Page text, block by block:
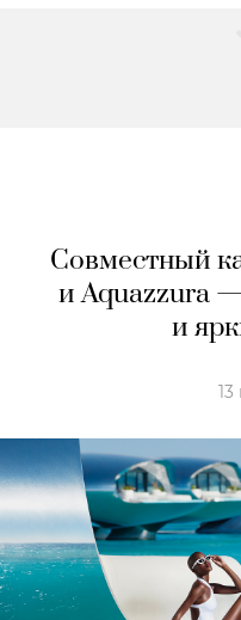
Совместный
и Aquazzura
и